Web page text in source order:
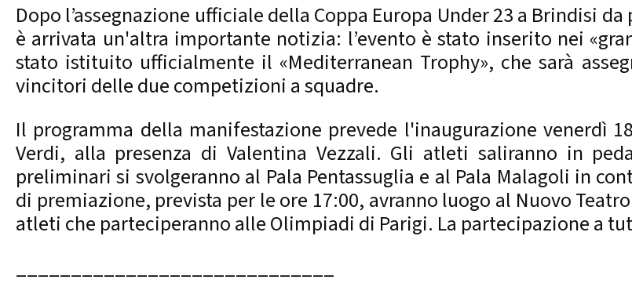
Dopo l’assegnazione ufficiale della Coppa Europa Under 23 a Brindisi
è arrivata un'altra importante notizia: l’evento è stato inserito nei
stato istituito ufficialmente il «Mediterranean Trophy», che sarà
vincitori delle due competizioni a squadre.
Il programma della manifestazione prevede l'inaugurazione venerdì
Verdi, alla presenza di Valentina Vezzali. Gli atleti saliranno in
preliminari si svolgeranno al Pala Pentassuglia e al Pala Malagoli in
di premiazione, prevista per le ore 17:00, avranno luogo al Nuovo
atleti che parteciperanno alle Olimpiadi di Parigi. La partecipazione a
_____________________________